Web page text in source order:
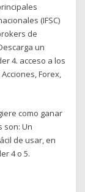
(IFSC)
de
un
4. acceso a los
Forex,
como ganar
son: Un
de usar, en
4 o 5.